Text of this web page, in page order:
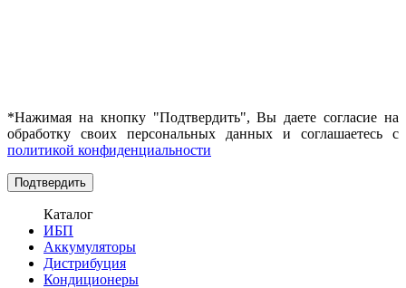
*Нажимая на кнопку "Подтвердить", Вы даете согласие на
обработку своих персональных данных и соглашаетесь с
политикой конфиденциальности
Каталог
ИБП
Аккумуляторы
Дистрибуция
Кондиционеры